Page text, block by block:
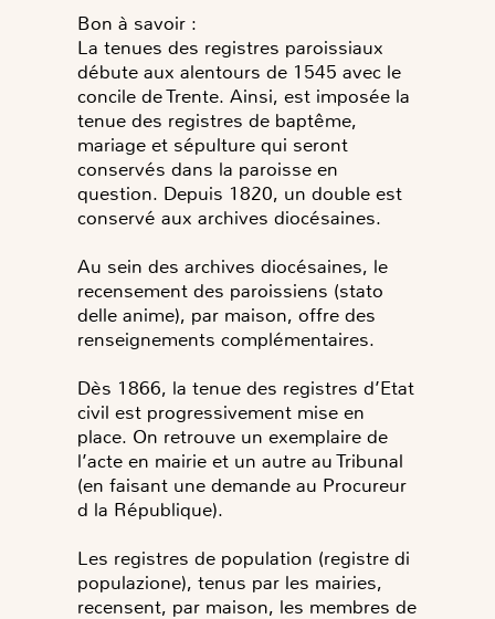
Bon à savoir :
La tenues des registres paroissiaux
débute aux alentours de 1545 avec le
concile de Trente. Ainsi, est imposée la
tenue des registres de baptême,
mariage et sépulture qui seront
conservés dans la paroisse en
question. Depuis 1820, un double est
conservé aux archives diocésaines.
Au sein des archives diocésaines, le
recensement des paroissiens (stato
delle anime), par maison, offre des
renseignements complémentaires.
Dès 1866, la tenue des registres d’Etat
civil est progressivement mise en
place. On retrouve un exemplaire de
l’acte en mairie et un autre au Tribunal
(en faisant une demande au Procureur
d la République).
Les registres de population (registre di
populazione), tenus par les mairies,
recensent, par maison, les membres de